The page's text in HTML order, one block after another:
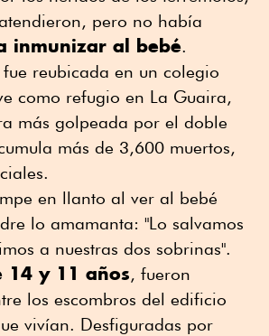
pero no había
inmunizar al bebé.
reubicada en un colegio
como refugio en La Guaira,
más golpeada por el doble
más de 3,600 muertos,
en llanto al ver al bebé
lo amamanta: "Lo salvamos
a nuestras dos sobrinas".
14 y 11 años, fueron
los escombros del edificio
vivían. Desfiguradas por